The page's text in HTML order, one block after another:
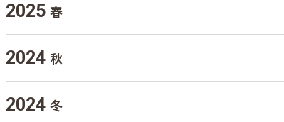
2025 春
2024 秋
2024 冬